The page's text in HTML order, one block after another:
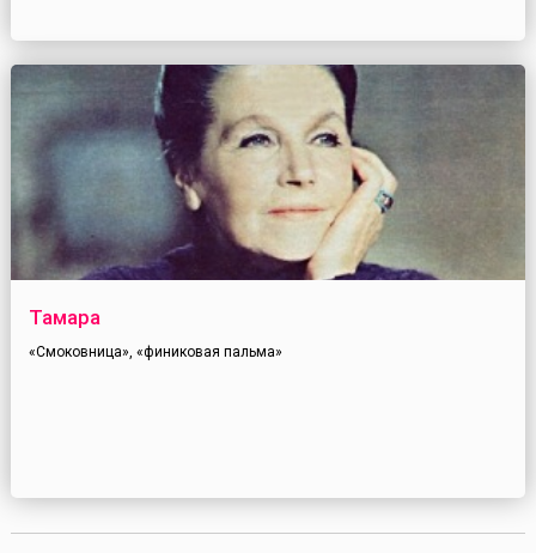
Тамара
«Смоковница», «финиковая пальма»